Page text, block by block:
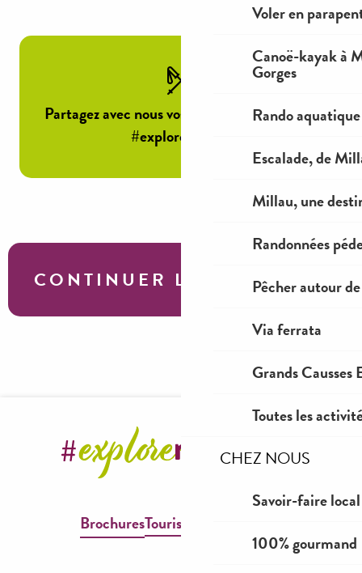
Voler en
Canoë-kayak à
Gorges
Rando
Escalade, de
Millau, une
Randonnées
Pêcher autour
Via ferrata
Grands Causses
Toutes les
CHEZ NOUS
Savoir-faire local
100% gourmand
Partagez avec nous vos plus beaux souvenirs
#exploremillau.
CONTINUER LA VISITE
BrochuresTourisme & Handicap